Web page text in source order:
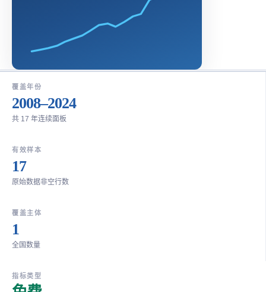
覆盖年份
2008–2024
共 17 年连续面板
有效样本
17
原始数据非空行数
覆盖主体
1
全国数量
指标类型